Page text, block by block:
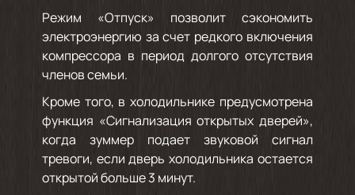
Режим «Отпуск» позволит сэкономить
электроэнергию за счет редкого включения
компрессора в период долгого отсутствия
членов семьи.
Кроме того, в холодильнике предусмотрена
функция «Сигнализация открытых дверей»,
когда зуммер подает звуковой сигнал
тревоги, если дверь холодильника остается
открытой больше 3 минут.